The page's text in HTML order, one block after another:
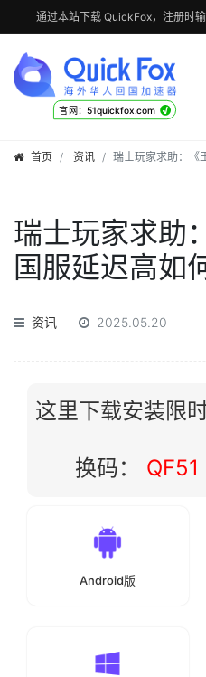
通过本站下载 QuickFox，注册时
官网：51quickfox.com √
首页 资讯 瑞士玩家求助：《
瑞士玩家求助
国服延迟高如
资讯 2025.05.20
这里下载安装限
换码： QF51
Android版